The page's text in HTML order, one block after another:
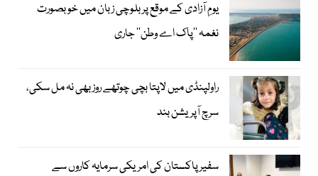
یومِ آزادی کے موقع پر بلوچی زبان میں خوبصورت
نغمہ ’’پاک اے وطن‘‘ جاری
راولپنڈی میں لاپتا بچی چوتھے روز بھی نہ مل سکی،
سرچ آپریشن بند
سفیر پاکستان کی امریکی سرمایہ کاروں سے